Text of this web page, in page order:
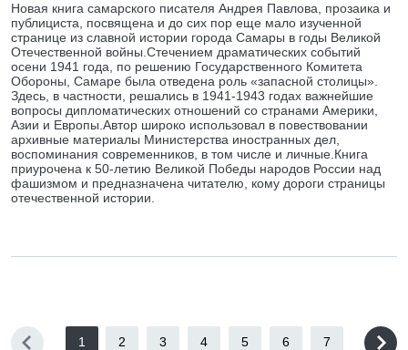
Новая книга самарского писателя Андрея Павлова, прозаика и
публициста, посвящена и до сих пор еще мало изученной
странице из славной истории города Самары в годы Великой
Отечественной войны.Стечением драматических событий
осени 1941 года, по решению Государственного Комитета
Обороны, Самаре была отведена роль «запасной столицы».
Здесь, в частности, решались в 1941-1943 годах важнейшие
вопросы дипломатических отношений со странами Америки,
Азии и Европы.Автор широко использовал в повествовании
архивные материалы Министерства иностранных дел,
воспоминания современников, в том числе и личные.Книга
приурочена к 50-летию Великой Победы народов России над
фашизмом и предназначена читателю, кому дороги страницы
отечественной истории.
1 2 3 4 5 6 7